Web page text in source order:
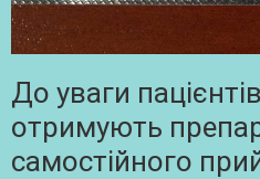
До уваги
отримують
самостійного